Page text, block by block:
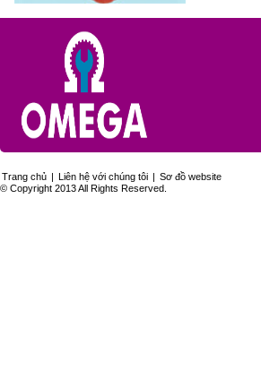
Trang chủ | Liên hệ với chúng tôi | Sơ đồ website
© Copyright 2013 All Rights Reserved.